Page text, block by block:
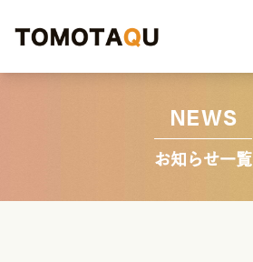
NEWS
お知らせ一覧